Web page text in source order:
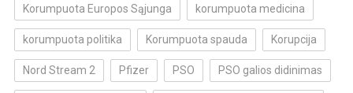
Korumpuota Europos Sąjunga korumpuota medicina
korumpuota politika Korumpuota spauda Korupcija
Nord Stream 2 Pfizer PSO PSO galios didinimas